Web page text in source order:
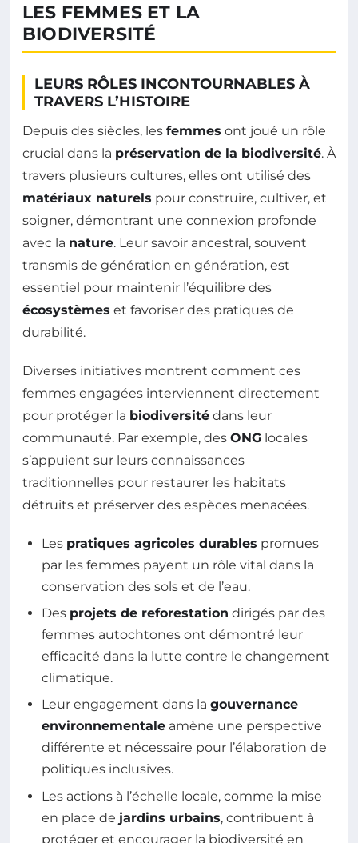
LES FEMMES ET LA
BIODIVERSITÉ
LEURS RÔLES INCONTOURNABLES À
TRAVERS L’HISTOIRE
Depuis des siècles, les femmes ont joué un rôle
crucial dans la préservation de la biodiversité. À
travers plusieurs cultures, elles ont utilisé des
matériaux naturels pour construire, cultiver, et
soigner, démontrant une connexion profonde
avec la nature. Leur savoir ancestral, souvent
transmis de génération en génération, est
essentiel pour maintenir l’équilibre des
écosystèmes et favoriser des pratiques de
durabilité.
Diverses initiatives montrent comment ces
femmes engagées interviennent directement
pour protéger la biodiversité dans leur
communauté. Par exemple, des ONG locales
s’appuient sur leurs connaissances
traditionnelles pour restaurer les habitats
détruits et préserver des espèces menacées.
Les pratiques agricoles durables promues
par les femmes payent un rôle vital dans la
conservation des sols et de l’eau.
Des projets de reforestation dirigés par des
femmes autochtones ont démontré leur
efficacité dans la lutte contre le changement
climatique.
Leur engagement dans la gouvernance
environnementale amène une perspective
différente et nécessaire pour l’élaboration de
politiques inclusives.
Les actions à l’échelle locale, comme la mise
en place de jardins urbains, contribuent à
protéger et encourager la biodiversité en